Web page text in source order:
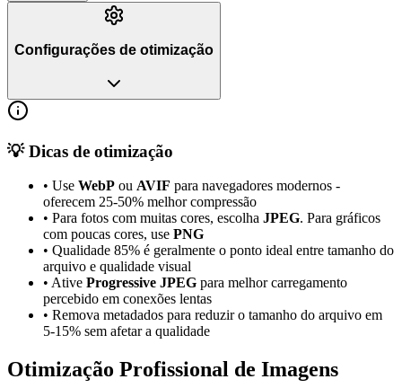
Configurações de otimização
💡Dicas de otimização
• Use WebP ou AVIF para navegadores modernos -
oferecem 25-50% melhor compressão
• Para fotos com muitas cores, escolha JPEG. Para gráficos
com poucas cores, use PNG
• Qualidade 85% é geralmente o ponto ideal entre tamanho do
arquivo e qualidade visual
• Ative Progressive JPEG para melhor carregamento
percebido em conexões lentas
• Remova metadados para reduzir o tamanho do arquivo em
5-15% sem afetar a qualidade
Otimização Profissional de Imagens